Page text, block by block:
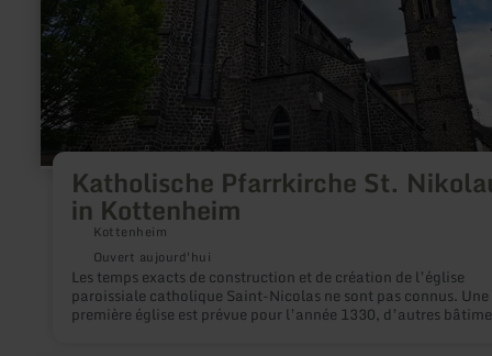
Katholische Pfarrkirche St.
in Kottenheim
Kottenheim
Ouvert aujourd'hui
Les temps exacts de construction et de création de l’église
paroissiale catholique Saint-Nicolas ne sont pas connus. Une
première église est prévue pour l’année 1330, d’autres
Nikolaus
in
Kottenheim